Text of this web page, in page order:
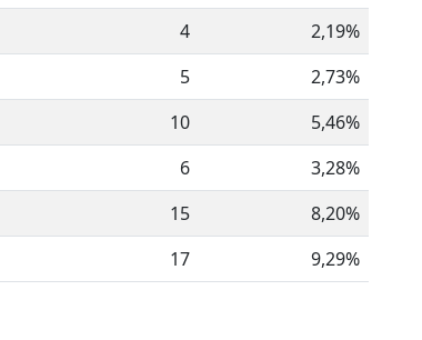
4
2,19%
5
2,73%
10
5,46%
6
3,28%
15
8,20%
17 9,29%